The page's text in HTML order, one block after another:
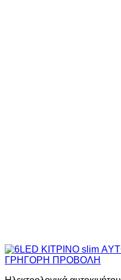
ΓΡΗΓΟΡΗ ΠΡΟΒΟΛΗ